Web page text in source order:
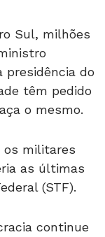
Sul, milhões
presidência do
têm pedido
o mesmo.
os militares
as últimas
(STF).
continue